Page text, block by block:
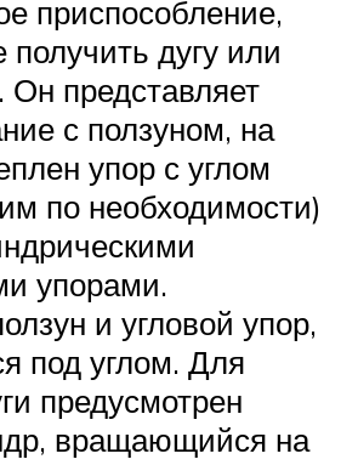
приспособление,
дугу или
Он представляет
с ползуном, на
упор с углом
по необходимости)
упорами.
и угловой упор,
под углом. Для
предусмотрен
вращающийся на